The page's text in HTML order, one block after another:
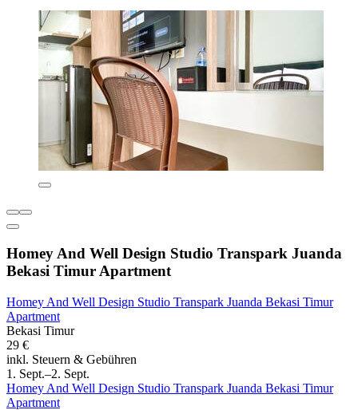
Homey And Well Design Studio Transpark Juanda
Bekasi Timur Apartment
Homey And Well Design Studio Transpark Juanda Bekasi Timur
Apartment
Bekasi Timur
29 €
inkl. Steuern & Gebühren
1. Sept.–2. Sept.
Homey And Well Design Studio Transpark Juanda Bekasi Timur
Apartment